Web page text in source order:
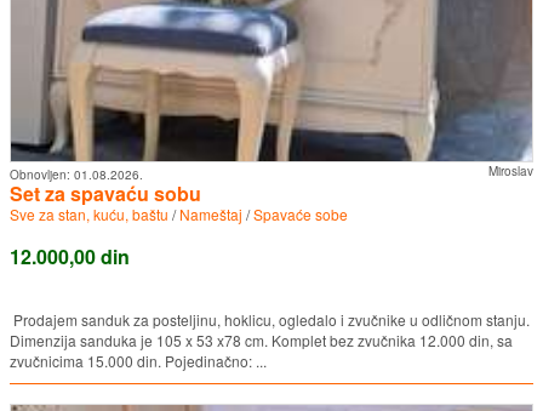
Miroslav
Obnovljen: 01.08.2026.
Set za spavaću sobu
Sve za stan, kuću, baštu /Nameštaj /Spavaće sobe
12.000,00 din
Prodajem sanduk za posteljinu, hoklicu, ogledalo i zvučnike u odličnom stanju.
Dimenzija sanduka je 105 x 53 x78 cm. Komplet bez zvučnika 12.000 din, sa
zvučnicima 15.000 din. Pojedinačno: ...